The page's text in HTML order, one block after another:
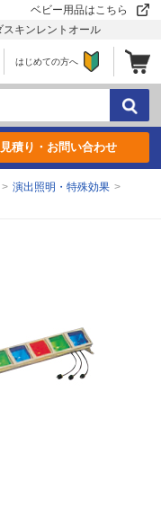
ベビー用品はこちら
キンレントオール
はじめての方へ
見積り・お問い合わせ
> 演出照明・特殊効果 >